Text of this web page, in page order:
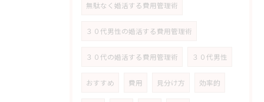
無駄なく婚活する費用管理術
３０代男性の婚活する費用管理術
３０代の婚活する費用管理術 ３０代男性
おすすめ 費用 見分け方 効率的